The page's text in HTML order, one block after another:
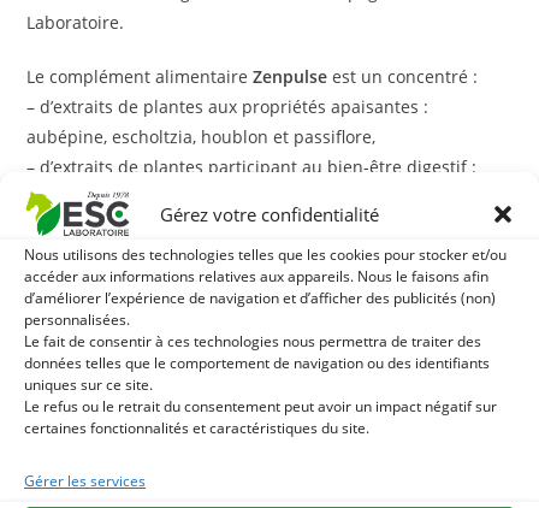
Gérez votre confidentialité
Nous utilisons des technologies telles que les cookies pour stocker et/ou
accéder aux informations relatives aux appareils. Nous le faisons afin
d’améliorer l’expérience de navigation et d’afficher des publicités (non)
personnalisées.
Le fait de consentir à ces technologies nous permettra de traiter des
données telles que le comportement de navigation ou des identifiants
uniques sur ce site.
Le refus ou le retrait du consentement peut avoir un impact négatif sur
certaines fonctionnalités et caractéristiques du site.
Gérer les services
Laboratoire.
Le complément alimentaireZenpulse est un concentré :
– d’extraits de plantes aux propriétés apaisantes :
aubépine, escholtzia, houblon et passiflore,
– d’extraits de plantes participant au bien-être digestif :
camomille matricaire et guimauve,
– d’ashwagandha, plante traditionnellement utilisée pour
accompagner l’organisme en période de stress.
– de L-tryptophane (2500 mg en pleine dose), un acide
aminé précurseur de la sérotonine également appelée
« hormone du bonheur »,
– de magnésium, un minéral essentiel participant à
l’équilibre nerveux et à la décontraction musculaire,
– de vitamines de groupe B comme la niacinamide